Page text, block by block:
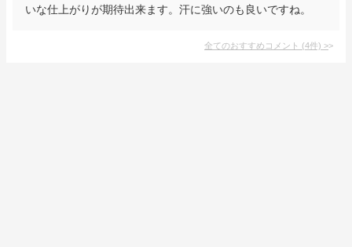
いな仕上がりが期待出来ます。汗に強いのも良いですね。
全てのおすすめコメント (4件) >